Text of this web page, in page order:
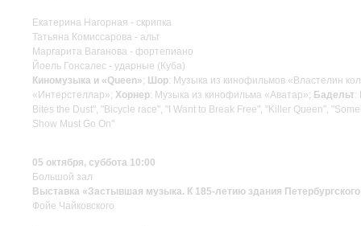
Екатерина Нагорная - скрипка
Татьяна Комиссарова - альт
Маргарита Ваганова - фортепиано
Йоель Гонсалес - ударные (Куба)
Киномузыка и «Queen»; Шор: Музыка из кинофильмов «Властелин
«Интерстеллар»; Хорнер: Музыка из кинофильма «Аватар»; Бадельт:
Bites the Dust", "Bicycle race", "I Want to Break Free", "Killer Queen",
Show Must Go On"
05 октября, суббота 10:00
Большой зал
Выставка «Застывшая музыка. К 185-летию здания
Фойе Чайковского